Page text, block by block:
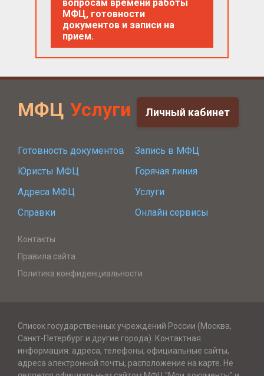
вопросам времени работы
МФЦ, готовности
документов и записи на
прием.
МФЦ Услуги Личный кабинет
Готовность документов
Запись в МФЦ
Юристы МФЦ
Горячая линия
Адреса МФЦ
Услуги
Справки
Онлайн сервисы
Контакты
Правила сайта
Политика конфиденциальности
Список государственных учреждений России (Москва,
Санкт-Петербург и другие города). Контактная
информация: адреса, телефоны, официальные сайты,
адреса электронной почты, расположение на карте. Не